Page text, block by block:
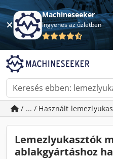
Machineseeker
Ingyenes az üzletben
/ ... / Használt
Lemezlyukasztók
ablakgyártáshoz